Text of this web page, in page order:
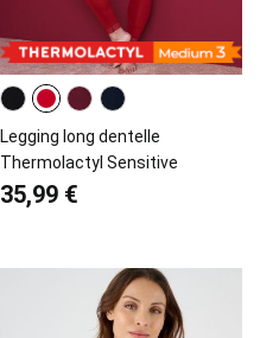
Legging long dentelle
Thermolactyl Sensitive
35,99 €